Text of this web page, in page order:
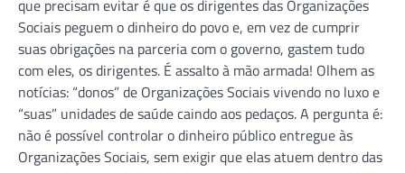
que precisam evitar é que os dirigentes das Organizações
Sociais peguem o dinheiro do povo e, em vez de cumprir
suas obrigações na parceria com o governo, gastem tudo
com eles, os dirigentes. É assalto à mão armada! Olhem as
notícias: “donos” de Organizações Sociais vivendo no luxo e
“suas” unidades de saúde caindo aos pedaços. A pergunta é:
não é possível controlar o dinheiro público entregue às
Organizações Sociais, sem exigir que elas atuem dentro das